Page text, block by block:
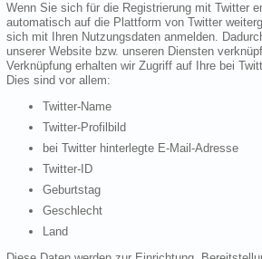
Wenn Sie sich für die Registrierung mit Twitter
automatisch auf die Plattform von Twitter
sich mit Ihren Nutzungsdaten anmelden.
unserer Website bzw. unseren Diensten
Verknüpfung erhalten wir Zugriff auf Ihre bei
Dies sind vor allem:
Twitter-Name
Twitter-Profilbild
bei Twitter hinterlegte E-Mail-Adresse
Twitter-ID
Geburtstag
Geschlecht
Land